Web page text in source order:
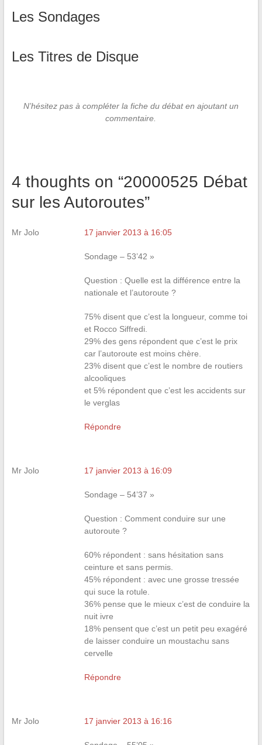
Les Sondages
Les Titres de Disque
N’hésitez pas à compléter la fiche du débat en ajoutant un
commentaire.
4 thoughts on “20000525 Débat
sur les Autoroutes”
Mr Jolo 17 janvier 2013 à 16:05
Sondage – 53’42 »
Question : Quelle est la différence entre la
nationale et l’autoroute ?
75% disent que c’est la longueur, comme toi
et Rocco Siffredi.
29% des gens répondent que c’est le prix
car l’autoroute est moins chère.
23% disent que c’est le nombre de routiers
alcooliques
et 5% répondent que c’est les accidents sur
le verglas
Répondre
Mr Jolo 17 janvier 2013 à 16:09
Sondage – 54’37 »
Question : Comment conduire sur une
autoroute ?
60% répondent : sans hésitation sans
ceinture et sans permis.
45% répondent : avec une grosse tressée
qui suce la rotule.
36% pense que le mieux c’est de conduire la
nuit ivre
18% pensent que c’est un petit peu exagéré
de laisser conduire un moustachu sans
cervelle
Répondre
Mr Jolo 17 janvier 2013 à 16:16